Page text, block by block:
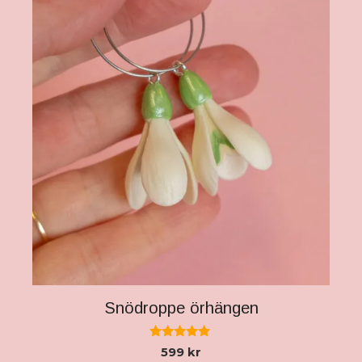
Snödroppe örhängen
5.00
av 5
599 kr